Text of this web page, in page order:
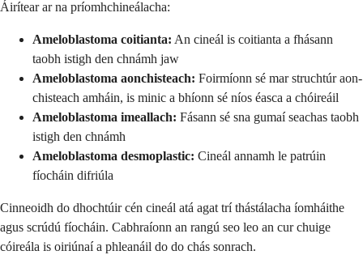
Áirítear ar na príomhchineálacha:
Ameloblastoma coitianta: An cineál is coitianta a fhásann
taobh istigh den chnámh jaw
Ameloblastoma aonchisteach: Foirmíonn sé mar struchtúr aon-
chisteach amháin, is minic a bhíonn sé níos éasca a chóireáil
Ameloblastoma imeallach: Fásann sé sna gumaí seachas taobh
istigh den chnámh
Ameloblastoma desmoplastic: Cineál annamh le patrúin
fíocháin difriúla
Cinneoidh do dhochtúir cén cineál atá agat trí thástálacha íomháithe
agus scrúdú fíocháin. Cabhraíonn an rangú seo leo an cur chuige
cóireála is oiriúnaí a phleanáil do do chás sonrach.